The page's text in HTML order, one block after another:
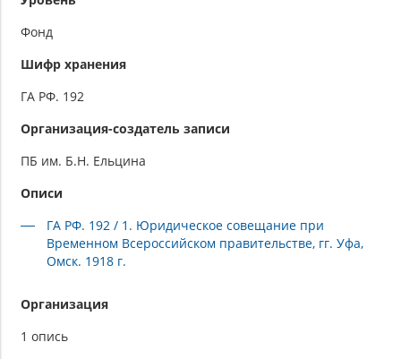
Фонд
Шифр хранения
ГА РФ. 192
Организация-создатель записи
ПБ им. Б.Н. Ельцина
Описи
ГА РФ. 192 / 1. Юридическое совещание при
Временном Всероссийском правительстве, гг. Уфа,
Омск. 1918 г.
Организация
1 опись